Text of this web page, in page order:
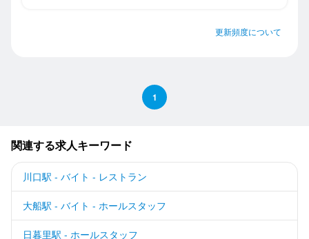
更新頻度について
1
関連する求人キーワード
川口駅 - バイト - レストラン
大船駅 - バイト - ホールスタッフ
日暮里駅 - ホールスタッフ